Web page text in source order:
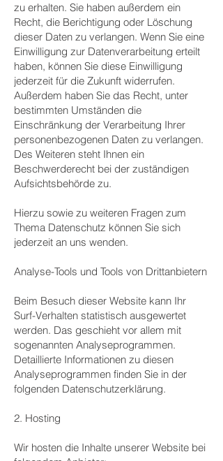
zu erhalten. Sie haben außerdem ein
Recht, die Berichtigung oder Löschung
dieser Daten zu verlangen. Wenn Sie eine
Einwilligung zur Datenverarbeitung erteilt
haben, können Sie diese Einwilligung
jederzeit für die Zukunft widerrufen.
Außerdem haben Sie das Recht, unter
bestimmten Umständen die
Einschränkung der Verarbeitung Ihrer
personenbezogenen Daten zu verlangen.
Des Weiteren steht Ihnen ein
Beschwerderecht bei der zuständigen
Aufsichtsbehörde zu.
Hierzu sowie zu weiteren Fragen zum
Thema Datenschutz können Sie sich
jederzeit an uns wenden.
Analyse-Tools und Tools von Drittanbietern
Beim Besuch dieser Website kann Ihr
Surf-Verhalten statistisch ausgewertet
werden. Das geschieht vor allem mit
sogenannten Analyseprogrammen.
Detaillierte Informationen zu diesen
Analyseprogrammen finden Sie in der
folgenden Datenschutzerklärung.
2. Hosting
Wir hosten die Inhalte unserer Website bei